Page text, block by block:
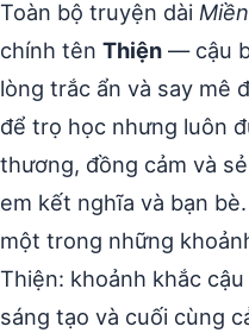
Toàn bộ truyện dài
chính tên Thiện — cậu
lòng trắc ẩn và say mê
để trọ học nhưng luôn
thương, đồng cảm và
em kết nghĩa và bạn
một trong những
Thiện: khoảnh khắc
sáng tạo và cuối cùng